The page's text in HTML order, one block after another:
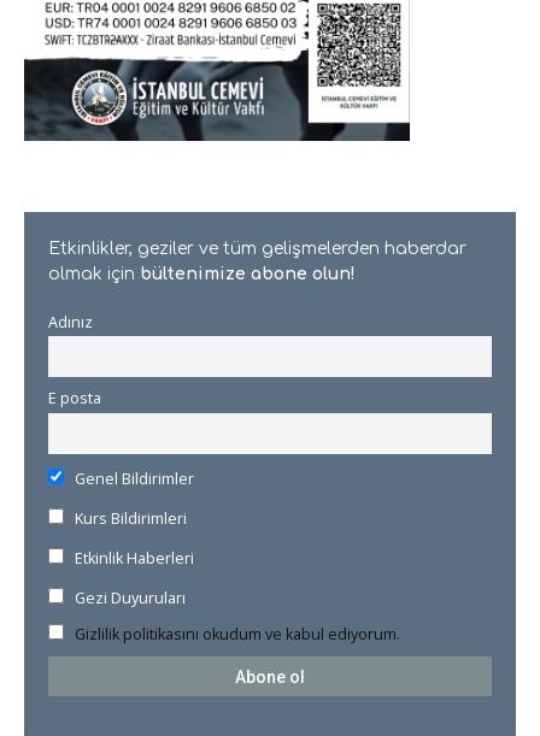
Etkinlikler, geziler ve tüm gelişmelerden haberdar
olmak için bültenimize abone olun!
Adınız
E posta
Genel Bildirimler
Kurs Bildirimleri
Etkinlik Haberleri
Gezi Duyuruları
Gizlilik politikasını okudum ve kabul ediyorum.